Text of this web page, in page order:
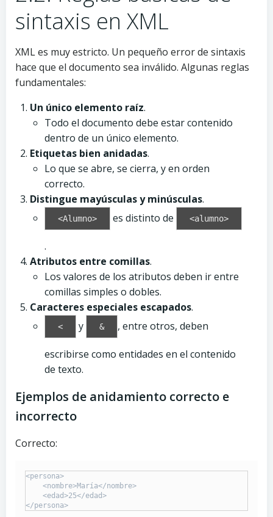
sintaxis en XML
XML es muy estricto. Un pequeño error de sintaxis
hace que el documento sea inválido. Algunas reglas
fundamentales:
Un único elemento raíz.
Todo el documento debe estar contenido
dentro de un único elemento.
Etiquetas bien anidadas.
Lo que se abre, se cierra, y en orden
correcto.
Distingue mayúsculas y minúsculas.
<Alumno> es distinto de <alumno>
.
Atributos entre comillas.
Los valores de los atributos deben ir entre
comillas simples o dobles.
Caracteres especiales escapados.
< y & , entre otros, deben
escribirse como entidades en el contenido
de texto.
Ejemplos de anidamiento correcto e
incorrecto
Correcto:
<persona>
    <nombre>María</nombre>
    <edad>25</edad>